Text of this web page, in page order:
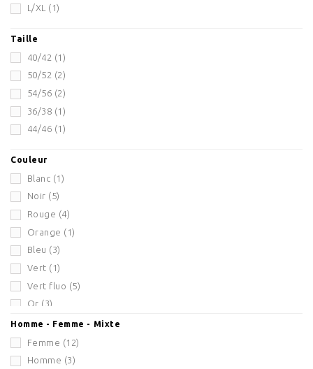
L/XL (1)
Taille
40/42 (1)
50/52 (2)
54/56 (2)
36/38 (1)
44/46 (1)
Couleur
Blanc (1)
Noir (5)
Rouge (4)
Orange (1)
Bleu (3)
Vert (1)
Vert fluo (5)
Or (3)
Rose (2)
Argent (3)
Rose fluo(4)
Homme - Femme - Mixte
Femme (12)
Homme (3)